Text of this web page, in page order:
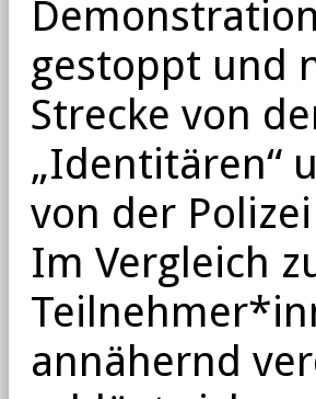
gestoppt und
Strecke von
„Identitären“
von der
Im Vergleich
annähernd